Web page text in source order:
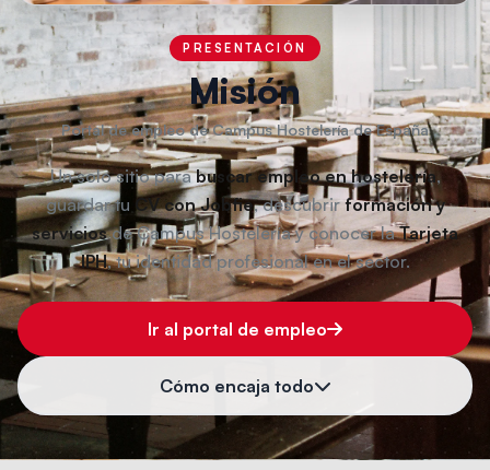
PRESENTACIÓN
Misión
Portal de empleo de Campus Hostelería de España
Un solo sitio parabuscar empleo en hostelería,
guardar tu CV con Jobfie, descubrirformación y
serviciosde Campus Hostelería y conocer laTarjeta
IPH, tu identidad profesional en el sector.
Ir al portal de empleo
Cómo encaja todo